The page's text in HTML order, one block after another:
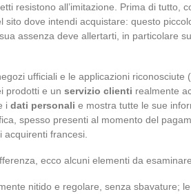
resistono all’imitazione. Prima di tutto,
sito dove intendi acquistare: questo
assenza deve allertarti, in particolare
ufficiali e le applicazioni riconosciute
prodotti e un servizio clienti realmente
i dati personali e mostra tutte le sue
spesso presenti al momento del
acquirenti francesi.
ecco alcuni elementi da
nitido e regolare, senza sbavature;